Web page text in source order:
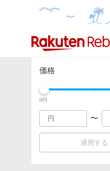
カテゴリー一覧
価格
0円
〜
適用する